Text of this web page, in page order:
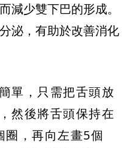
減少雙下巴的形成。
泌，有助於改善消化
單，只需把舌頭放
然後將舌頭保持在
圈，再向左畫5個